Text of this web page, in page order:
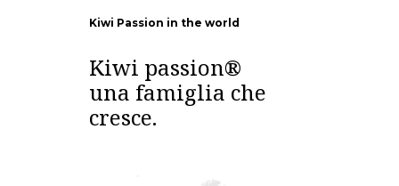
Kiwi Passion in the world
Kiwi passion®
una famiglia che
cresce.